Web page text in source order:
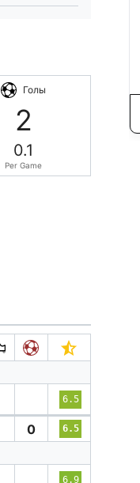
Голы
2
0.1
Per Game
6.5
0 6.5
6.9